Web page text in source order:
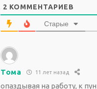
2 КОММЕНТАРИЕВ
Старые
Тома 11 лет назад
опаздывая на работу, к